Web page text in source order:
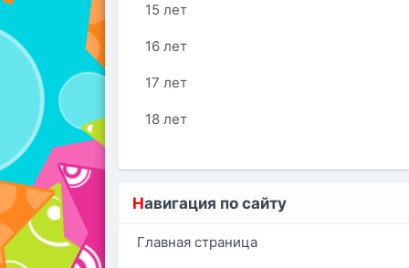
15 лет
16 лет
17 лет
18 лет
Навигация по сайту
Главная страница